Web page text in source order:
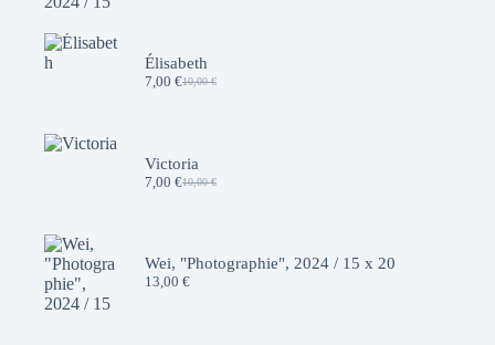
Élisabeth
10,00€
Le
10,00 €.
7,00 €Le
7,00 €.
Victoria
10,00€
Le
10,00 €.
7,00 €Le
7,00 €.
Wei, "Photographie", 2024 / 15 x 20
13,00 €